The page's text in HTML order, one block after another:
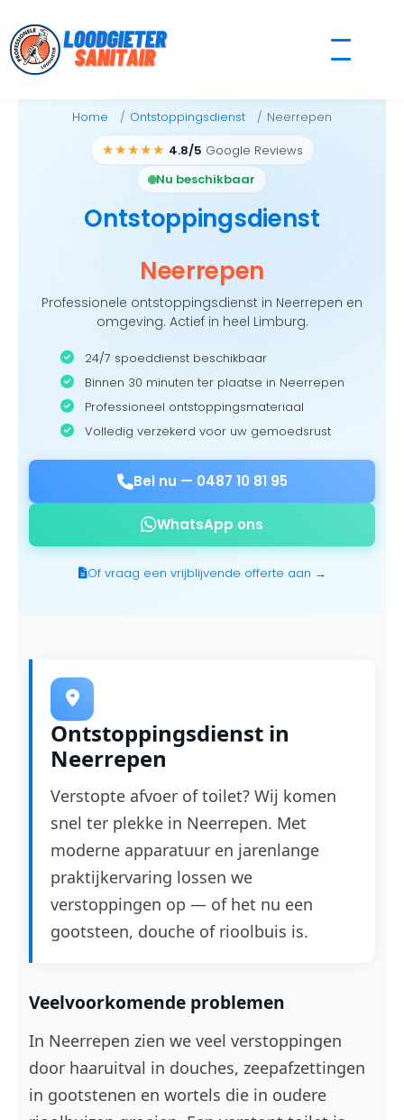
to
content
Home Ontstoppingsdienst Neerrepen
★★★★★ 4.8/5 Google Reviews
Nu beschikbaar
Ontstoppingsdienst
Neerrepen
Professionele ontstoppingsdienst in Neerrepen en
omgeving. Actief in heel Limburg.
24/7 spoeddienst beschikbaar
Binnen 30 minuten ter plaatse in Neerrepen
Professioneel ontstoppingsmateriaal
Volledig verzekerd voor uw gemoedsrust
Bel nu — 0487 10 81 95
WhatsApp ons
Of vraag een vrijblijvende offerte aan →
Ontstoppingsdienst in
Neerrepen
Verstopte afvoer of toilet? Wij komen
snel ter plekke in Neerrepen. Met
moderne apparatuur en jarenlange
praktijkervaring lossen we
verstoppingen op — of het nu een
gootsteen, douche of rioolbuis is.
Veelvoorkomende problemen
In Neerrepen zien we veel verstoppingen
door haaruitval in douches, zeepafzettingen
in gootstenen en wortels die in oudere